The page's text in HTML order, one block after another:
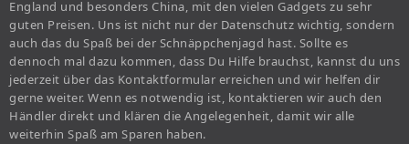
England und besonders China, mit den vielen Gadgets zu sehr
guten Preisen. Uns ist nicht nur der Datenschutz wichtig, sondern
auch das du Spaß bei der Schnäppchenjagd hast. Sollte es
dennoch mal dazu kommen, dass Du Hilfe brauchst, kannst du uns
jederzeit über das Kontaktformular erreichen und wir helfen dir
gerne weiter. Wenn es notwendig ist, kontaktieren wir auch den
Händler direkt und klären die Angelegenheit, damit wir alle
weiterhin Spaß am Sparen haben.